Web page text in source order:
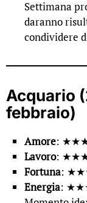
Settimana
daranno
condividere
Acquario
febbraio)
Amore:
Lavoro:
Fortuna:
Energia: